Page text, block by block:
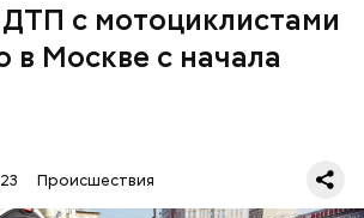
с мотоциклистами
в Москве с начала
Происшествия
Белой